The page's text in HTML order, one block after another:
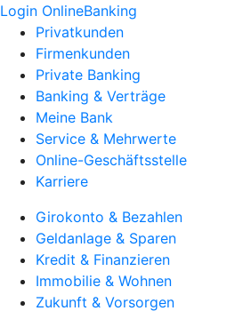
Login OnlineBanking
Privatkunden
Firmenkunden
Private Banking
Banking & Verträge
Meine Bank
Service & Mehrwerte
Online-Geschäftsstelle
Karriere
Girokonto & Bezahlen
Geldanlage & Sparen
Kredit & Finanzieren
Immobilie & Wohnen
Zukunft & Vorsorgen